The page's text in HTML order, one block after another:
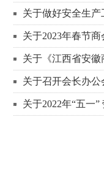
关于做好安全生产
关于2023年春节
关于《江西省安
关于召开会长办
关于2022年“五一